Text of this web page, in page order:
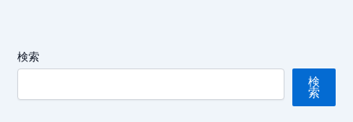
検索
検
索